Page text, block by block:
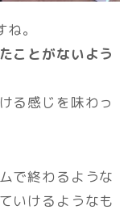
ね。
ことがないよう
る感じを味わっ
で終わるような
いけるようなも